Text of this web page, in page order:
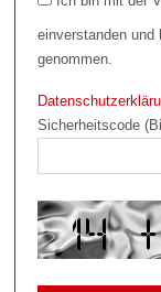
einverstanden und
genommen.
Sicherheitscode